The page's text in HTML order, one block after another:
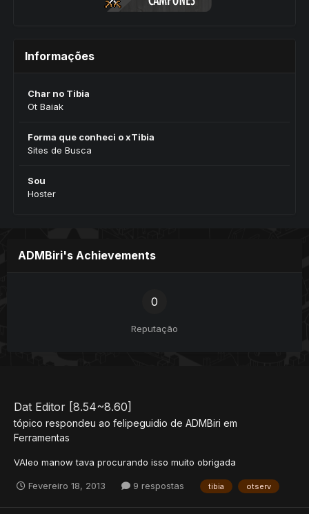
Informações
Char no Tibia
Ot Baiak
Forma que conheci o xTibia
Sites de Busca
Sou
Hoster
ADMBiri's Achievements
0
Reputação
Dat Editor [8.54~8.60]
tópico respondeu ao felipeguidio de ADMBiri em
Ferramentas
VAleo manow tava procurando isso muito obrigada
Fevereiro 18, 2013 9 respostas tibia otserv